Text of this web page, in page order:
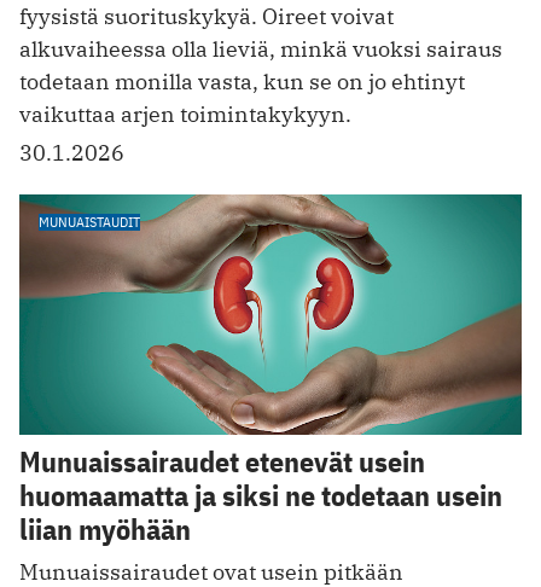
fyysistä suorituskykyä. Oireet voivat
alkuvaiheessa olla lieviä, minkä vuoksi sairaus
todetaan monilla vasta, kun se on jo ehtinyt
vaikuttaa arjen toimintakykyyn.
30.1.2026
MUNUAISTAUDIT
Munuaissairaudet etenevät usein
huomaamatta ja siksi ne todetaan usein
liian myöhään
Munuaissairaudet ovat usein pitkään